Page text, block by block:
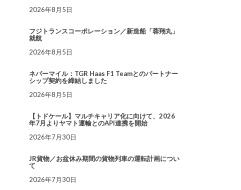
2026年8月5日
フジトランスコーポレーション／新造船「蓉翔丸」
就航
2026年8月5日
ネバーマイル：TGR Haas F1 Teamとのパートナー
シップ契約を締結しました
2026年8月5日
【トドケール】マルチキャリア化に向けて、2026
年7月よりヤマト運輸とのAPI連携を開始
2026年7月30日
JR貨物／お盆休み期間の貨物列車の運転計画につい
て
2026年7月30日